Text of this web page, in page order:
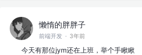
懒惰的胖胖子
前端开发 · 3年前
今天有那位jym还在上班，举个手瞅瞅